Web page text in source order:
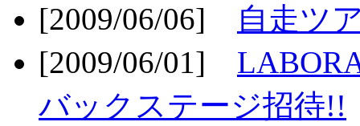
[2009/06/06]
自走ツ
[2009/06/01]
バックステージ招待!!